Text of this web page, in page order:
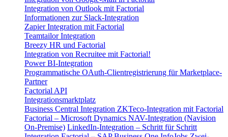
Integration von Outlook mit Factorial
Informationen zur Slack-Integration
Zapier Integration mit Factorial
Teamtailor Integration
Breezy HR und Factorial
Integration von Recruitee mit Factorial!
Power BI-Integration
Programmatische OAuth-Clientregistrierung für Marketplace-
Partner
Factorial API
Integrationsmarktplatz
Business Central Integration ZKTeco-Integration mit Factorial
Factorial – Microsoft Dynamics NAV-Integration (Navision
On-Premise) LinkedIn-Integration – Schritt für Schritt